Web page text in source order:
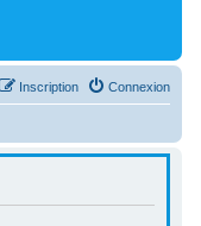
Connexion
Inscription